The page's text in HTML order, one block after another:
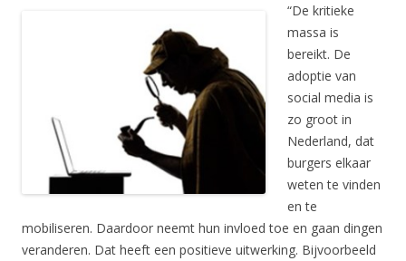
“De kritieke
massa is
bereikt. De
adoptie van
social media is
zo groot in
Nederland, dat
burgers elkaar
weten te vinden
en te
mobiliseren. Daardoor neemt hun invloed toe en gaan dingen
veranderen. Dat heeft een positieve uitwerking. Bijvoorbeeld